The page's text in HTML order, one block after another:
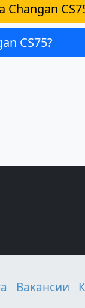
CS75?
Вакансии